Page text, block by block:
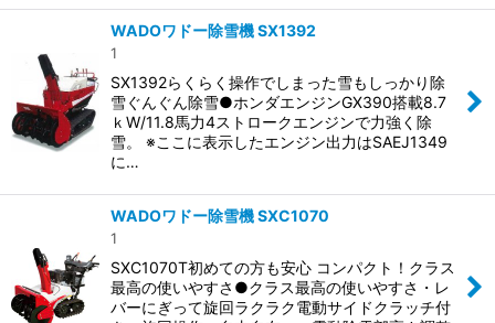
WADOワドー除雪機 SX1392
1
SX1392らくらく操作でしまった雪もしっかり除
雪ぐんぐん除雪●ホンダエンジンGX390搭載8.7
ｋW/11.8馬力4ストロークエンジンで力強く除
雪。 ※ここに表示したエンジン出力はSAEJ1349
に…
WADOワドー除雪機 SXC1070
1
SXC1070T初めての方も安心 コンパクト！クラス
最高の使いやすさ●クラス最高の使いやすさ・レ
バーにぎって旋回ラクラク電動サイドクラッチ付